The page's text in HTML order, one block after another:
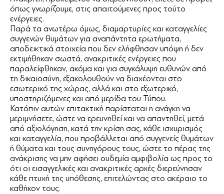
όπως γνωρίζουμε, στις απαιτούμενες προς τούτο
ενέργειες.
Παρά τα ανωτέρω όμως, διαμαρτυρίες και καταγγελίες
συγγενών θυμάτων για αναπάντητα ερωτήματα,
αποδεικτικά στοιχεία που δεν ελήφθησαν υπόψη ή δεν
εκτιμήθηκαν σωστά, ανακριτικές ενέργειες που
παραλείφθηκαν, ακόμα και για συγκάλυψη ευθυνών από
τη δικαιοσύνη, εξακολουθούν να διαχέονται στο
εσωτερικό της χώρας, αλλά και στο εξωτερικό,
υποστηριζόμενες και από μερίδα του Τύπου.
Κατόπιν αυτών επιτακτική παρίσταται η ανάγκη να
μεριμνήσετε, ώστε να ερευνηθεί και να απαντηθεί, μετά
από αξιολόγηση, κατά την κρίση σας, κάθε ισχυρισμός
και καταγγελία, που προβάλλεται από συγγενείς θυμάτων
ή θύματα και τους συνηγόρους τους, ώστε το πέρας της
ανάκρισης να μην αφήσει ουδεμία αμφιβολία ως προς το
ότι οι εισαγγελικές και ανακριτικές αρχές διερεύνησαν
κάθε πτυχή της υπόθεσης, επιτελώντας στο ακέραιο το
καθήκον τους.